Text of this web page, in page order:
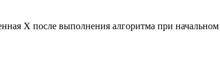
X после выполнения алгоритма при начальном